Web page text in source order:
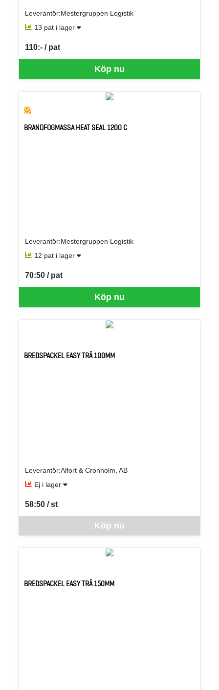
Leverantör:Mestergruppen Logistik
13 pat i lager
Köp nu
110:- / pat
SEK per PAT
BRANDFOGMASSA HEAT SEAL 1200 C
Leverantör:Mestergruppen Logistik
12 pat i lager
Köp nu
70:50 / pat
SEK per PAT
BREDSPACKEL EASY TRÄ 100MM
Leverantör:Alfort & Cronholm, AB
Ej i lager
Köp nu
58:50 / st
SEK per ST
BREDSPACKEL EASY TRÄ 150MM